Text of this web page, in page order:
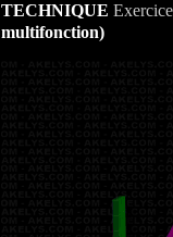
TECHNIQUE
multifonction)